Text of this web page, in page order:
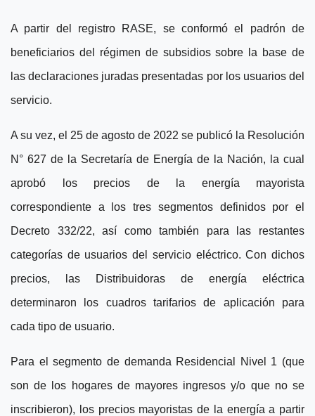
A partir del registro RASE, se conformó el padrón de
beneficiarios del régimen de subsidios sobre la base de
las declaraciones juradas presentadas por los usuarios del
servicio.
A su vez, el 25 de agosto de 2022 se publicó la Resolución
N° 627 de la Secretaría de Energía de la Nación, la cual
aprobó los precios de la energía mayorista
correspondiente a los tres segmentos definidos por el
Decreto 332/22, así como también para las restantes
categorías de usuarios del servicio eléctrico. Con dichos
precios, las Distribuidoras de energía eléctrica
determinaron los cuadros tarifarios de aplicación para
cada tipo de usuario.
Para el segmento de demanda Residencial Nivel 1 (que
son de los hogares de mayores ingresos y/o que no se
inscribieron), los precios mayoristas de la energía a partir